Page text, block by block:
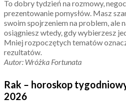
To dobry tydzień na rozmowy,
prezentowanie pomysłów. Masz
swoim spojrzeniem na problem, ale
osiągniesz wtedy, gdy wybierzesz
Mniej rozpoczętych tematów
rezultatów.
Autor: Wróżka Fortunata
Rak – horoskop
2026